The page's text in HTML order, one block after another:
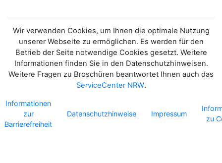
Wir verwenden Cookies, um Ihnen die optimale Nutzung
unserer Webseite zu ermöglichen. Es werden für den
Betrieb der Seite notwendige Cookies gesetzt. Weitere
Informationen finden Sie in den Datenschutzhinweisen.
Weitere Fragen zu Broschüren beantwortet Ihnen auch das
ServiceCenter NRW.
Informationen
zur
Barrierefreiheit
Datenschutzhinweise Impressum
zu